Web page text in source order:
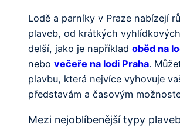
Lodě a parníky v Praze nabízejí
plaveb, od krátkých
delší, jako je například oběd na
nebo večeře na lodi Praha.
plavbu, která nejvíce vyhovuje
představám a časovým
Mezi nejoblíbenější typy